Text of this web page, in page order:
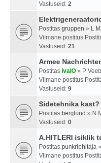
Vastuseid: 2
Postitas gruppen » L
Viimane postitus
Vastuseid: 21
Armee
Postitas ivalO » P
Viimane postitus
Vastuseid: 9
Sidetehnika kast?
Postitas berglund » N
Vastuseid: 0
A.HITLERI isiklik
Postitas punkriehitaja
Viimane postitus